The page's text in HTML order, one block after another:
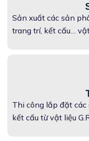
Sản xuất các sản
trang trí, kết cấu… vật
Thi công lắp đặt các
kết cấu từ vật liệu